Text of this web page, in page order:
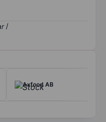
/
Axfood AB